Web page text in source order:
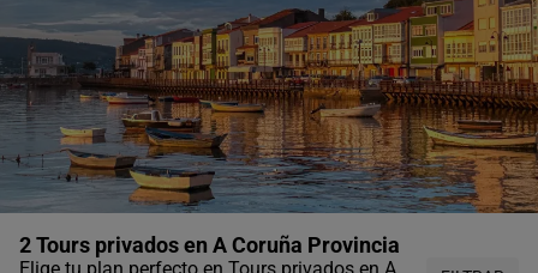
2 Tours privados en A Coruña Provincia